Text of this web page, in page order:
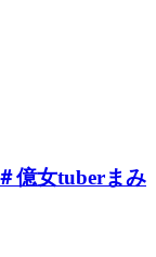
億女tuberまみ